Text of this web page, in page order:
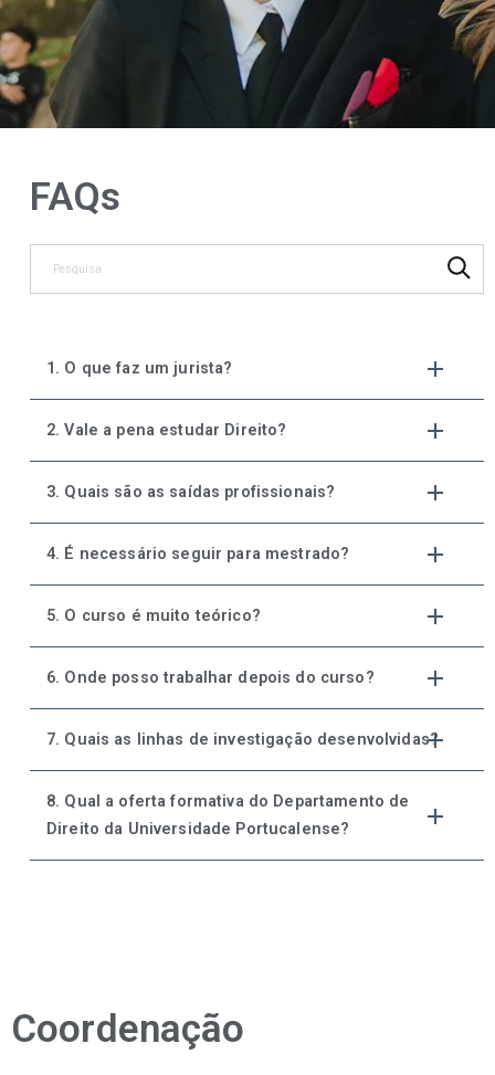
FAQs
1. O que faz um jurista?
2. Vale a pena estudar Direito?
3. Quais são as saídas profissionais?
4. É necessário seguir para mestrado?
5. O curso é muito teórico?
6. Onde posso trabalhar depois do curso?
7. Quais as linhas de investigação desenvolvidas?
8. Qual a oferta formativa do Departamento de
Direito da Universidade Portucalense?
Coordenação